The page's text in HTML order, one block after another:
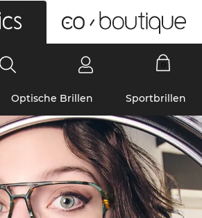
Optische Brillen Sportbrillen